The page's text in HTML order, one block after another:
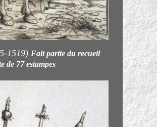
1519) Fait partie du recueil
de 77 estampes